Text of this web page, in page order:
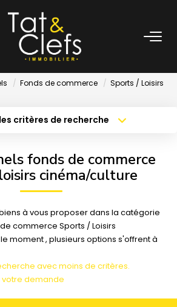
LOCATION
Nos Biens Loués
ESTIMATION
& BUREAUX
TRANSACTION
CONTACT
Fonds de commerce
Sports / Loisirs
critères de recherche
Budget max
fonds de commerce
cinéma/culture
à vous proposer dans la catégorie
commerce Sports / Loisirs
moment , plusieurs options s'offrent à
avec moins de critères.
demande